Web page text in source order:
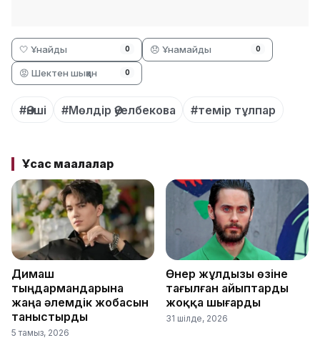
🤍 Ұнайды 0 😞 Ұнамайды 0
😡 Шектен шыққан 0
#Әнші #Мөлдір Әуелбекова #темір тұлпар
Ұқсас мақалалар
Димаш
тыңдармандарына
жаңа әлемдік жобасын
таныстырды
5 тамыз, 2026
Өнер жұлдызы өзіне
тағылған айыптарды
жоққа шығарды
31 шілде, 2026